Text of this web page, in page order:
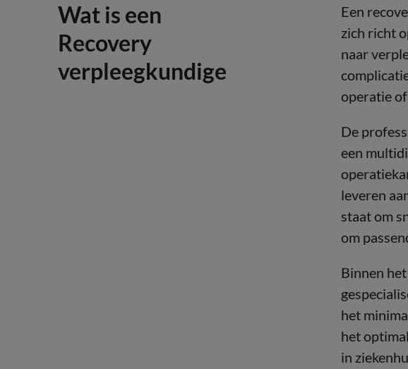
Wat is een
Recovery
verpleegkundige
Een
zich richt
naar
operatie
De
een
leveren
staat om
om
Binnen
het
het
in